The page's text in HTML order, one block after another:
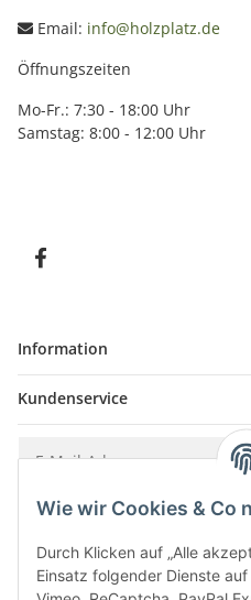
Email: info@holzplatz.de
Öffnungszeiten
Mo-Fr.: 7:30 - 18:00 Uhr
Samstag: 8:00 - 12:00 Uhr
Information
Kundenservice
Bitte senden Sie mir entsprechend Ihrer
Wie wir Cookies & Co
Durch Klicken auf „Alle
Einsatz folgender Dienste